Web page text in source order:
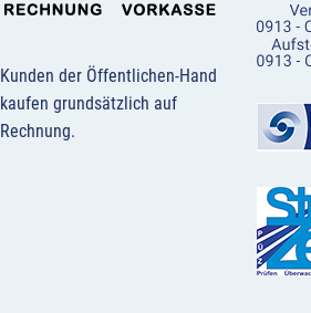
Kunden der Öffentlichen-Hand
kaufen grundsätzlich auf
Rechnung.